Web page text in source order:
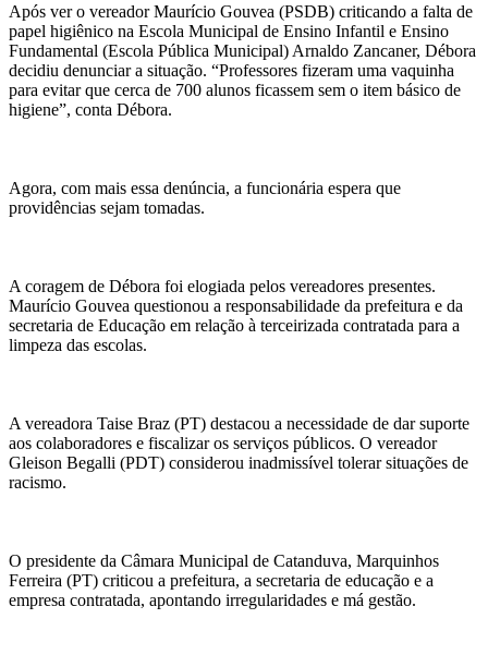
Após ver o vereador Maurício Gouvea (PSDB) criticando a falta de
papel higiênico na Escola Municipal de Ensino Infantil e Ensino
Fundamental (Escola Pública Municipal) Arnaldo Zancaner, Débora
decidiu denunciar a situação. “Professores fizeram uma vaquinha
para evitar que cerca de 700 alunos ficassem sem o item básico de
higiene”, conta Débora.
Agora, com mais essa denúncia, a funcionária espera que
providências sejam tomadas.
A coragem de Débora foi elogiada pelos vereadores presentes.
Maurício Gouvea questionou a responsabilidade da prefeitura e da
secretaria de Educação em relação à terceirizada contratada para a
limpeza das escolas.
A vereadora Taise Braz (PT) destacou a necessidade de dar suporte
aos colaboradores e fiscalizar os serviços públicos. O vereador
Gleison Begalli (PDT) considerou inadmissível tolerar situações de
racismo.
O presidente da Câmara Municipal de Catanduva, Marquinhos
Ferreira (PT) criticou a prefeitura, a secretaria de educação e a
empresa contratada, apontando irregularidades e má gestão.